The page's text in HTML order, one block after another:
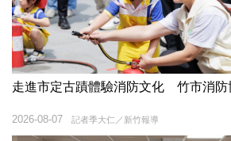
走進市定古蹟體驗消防文化 竹市消防
記者季大仁／新竹報導
2026-08-07